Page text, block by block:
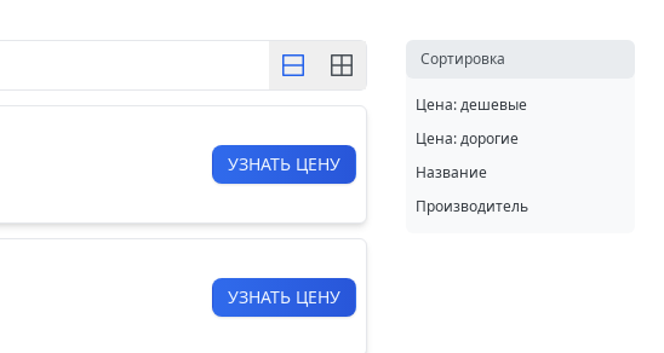
УЗНАТЬ ЦЕНУ
УЗНАТЬ ЦЕНУ
Cортировка
Цена: дешевые
Цена: дорогие
Название
Производитель